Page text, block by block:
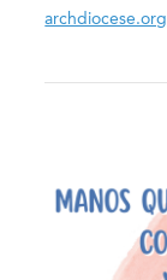
archdiocese.org